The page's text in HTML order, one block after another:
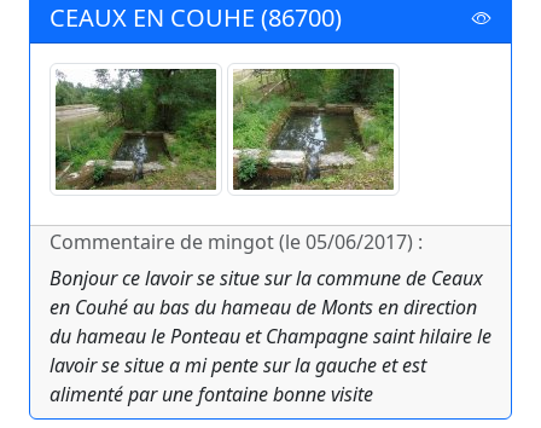
CEAUX EN COUHE (86700)
Commentaire de mingot (le 05/06/2017) :
Bonjour ce lavoir se situe sur la commune de Ceaux
en Couhé au bas du hameau de Monts en direction
du hameau le Ponteau et Champagne saint hilaire le
lavoir se situe a mi pente sur la gauche et est
alimenté par une fontaine bonne visite